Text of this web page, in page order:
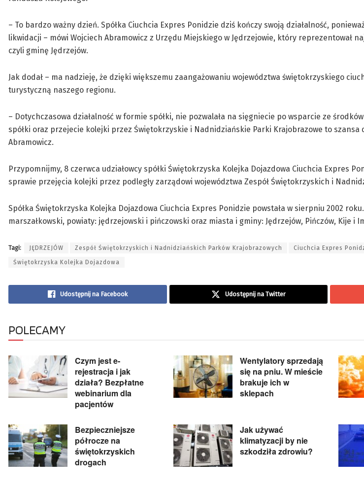
– To bardzo ważny dzień. Spółka Ciuchcia Expres Ponidzie dziś kończy swoją działalność,
likwidacji – mówi Wojciech Abramowicz z Urzędu Miejskiego w Jędrzejowie, który reprezentował
czyli gminę Jędrzejów.
Jak dodał – ma nadzieję, że dzięki większemu zaangażowaniu województwa świętokrzyskiego
turystyczną naszego regionu.
– Dotychczasowa działalność w formie spółki, nie pozwalała na sięgniecie po wsparcie ze
spółki oraz przejecie kolejki przez Świętokrzyskie i Nadnidziańskie Parki Krajobrazowe to szansa
Abramowicz.
Przypomnijmy, 8 czerwca udziałowcy spółki Świętokrzyska Kolejka Dojazdowa Ciuchcia Expres
sprawie przejęcia kolejki przez podległy zarządowi województwa Zespół Świętokrzyskich i
Spółka Świętokrzyska Kolejka Dojazdowa Ciuchcia Expres Ponidzie powstała w sierpniu 2002
marszałkowski, powiaty: jędrzejowski i pińczowski oraz miasta i gminy: Jędrzejów, Pińczów, Kije i
Tagi: JĘDRZEJÓW Zespół Świętokrzyskich i Nadnidziańskich Parków Krajobrazowych Ciuchcia Expres
Świętokrzyska Kolejka Dojazdowa
Udostępnij na Facebook Udostępnij na Twitter
POLECAMY
Czym jest e-
rejestracja i jak
działa? Bezpłatne
webinarium dla
pacjentów
Wentylatory sprzedają
się na pniu. W mieście
brakuje ich w
sklepach
Bezpieczniejsze
półrocze na
świętokrzyskich
drogach
Jak używać
klimatyzacji by nie
szkodziła zdrowiu?